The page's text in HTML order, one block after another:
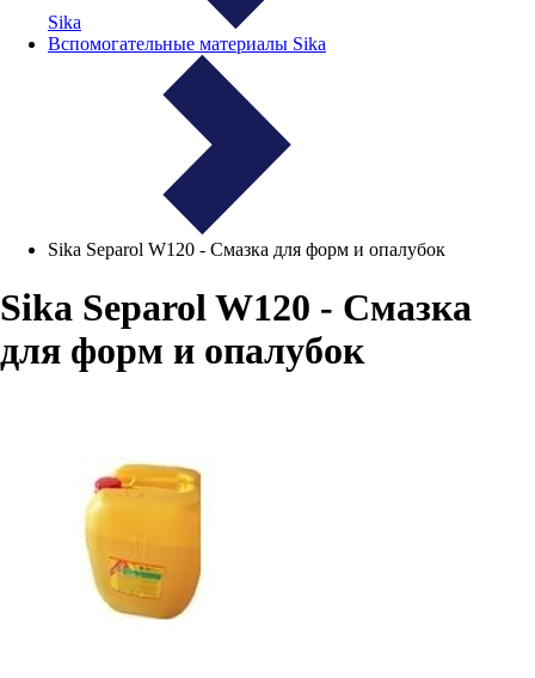
Sika
Вспомогательные материалы Sika
Sika Separol W120 - Смазка для форм и опалубок
Sika Separol W120 - Смазка
для форм и опалубок